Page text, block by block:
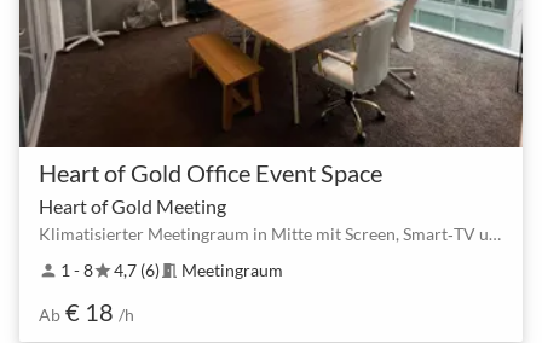
Heart of Gold Office Event Space
Heart of Gold Meeting
Klimatisierter Meetingraum in Mitte mit Screen, Smart‑TV und Whiteboard
person 1 - 8star4,7 (6) meeting_room Meetingraum
Ab € 18 /h